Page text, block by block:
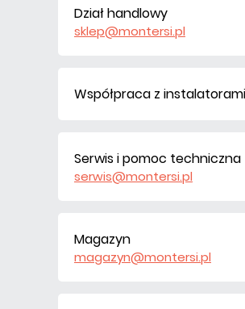
Dział handlowy
sklep@montersi.pl
Współpraca z instalatorami
Serwis i pomoc techniczna
serwis@montersi.pl
Magazyn
magazyn@montersi.pl